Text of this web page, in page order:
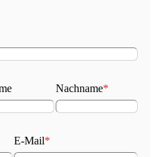
Nachname*
E-Mail*